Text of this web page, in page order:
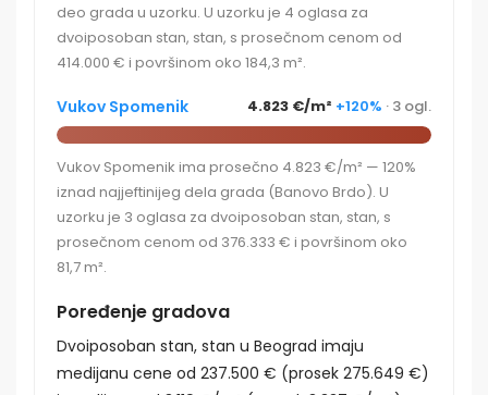
deo grada u uzorku. U uzorku je 4 oglasa za
dvoiposoban stan, stan, s prosečnom cenom od
414.000 € i površinom oko 184,3 m².
Vukov Spomenik 4.823 €/m² +120% · 3 ogl.
Vukov Spomenik ima prosečno 4.823 €/m² — 120%
iznad najjeftinijeg dela grada (Banovo Brdo). U
uzorku je 3 oglasa za dvoiposoban stan, stan, s
prosečnom cenom od 376.333 € i površinom oko
81,7 m².
Poređenje gradova
Dvoiposoban stan, stan u Beograd imaju
medijanu cene od 237.500 € (prosek 275.649 €)